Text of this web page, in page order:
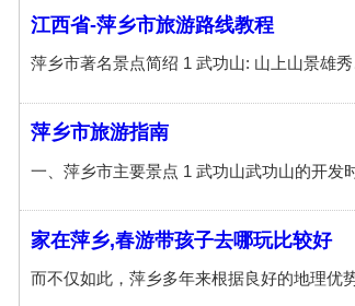
江西省-萍乡市旅游路线教程
萍乡市旅游指南
家在萍乡,春游带孩子去哪玩比较好